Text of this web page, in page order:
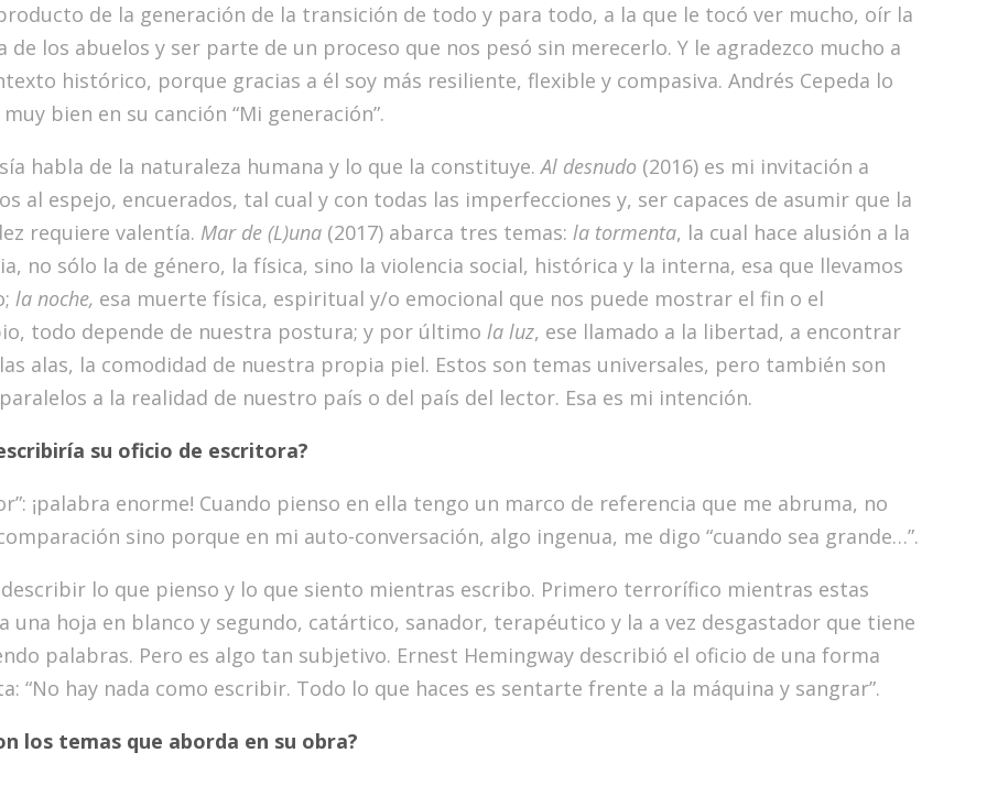
de la generación de la transición de todo y para todo, a la que le tocó ver mucho, oír la
de los abuelos y ser parte de un proceso que nos pesó sin merecerlo. Y le agradezco mucho a
histórico, porque gracias a él soy más resiliente, flexible y compasiva. Andrés Cepeda lo
bien en su canción “Mi generación”.
habla de la naturaleza humana y lo que la constituye.Al desnudo(2016) es mi invitación a
al espejo, encuerados, tal cual y con todas las imperfecciones y, ser capaces de asumir que la
requiere valentía. Mar de (L)una(2017) abarca tres temas: la tormenta, la cual hace alusión a la
no sólo la de género, la física, sino la violencia social, histórica y la interna, esa que llevamos
la noche, esa muerte física, espiritual y/o emocional que nos puede mostrar el fin o el
todo depende de nuestra postura; y por último la luz, ese llamado a la libertad, a encontrar
alas, la comodidad de nuestra propia piel. Estos son temas universales, pero también son
a la realidad de nuestro país o del país del lector. Esa es mi intención.
su oficio de escritora?
¡palabra enorme! Cuando pienso en ella tengo un marco de referencia que me abruma, no
sino porque en mi auto-conversación, algo ingenua, me digo “cuando sea grande…”.
lo que pienso y lo que siento mientras escribo. Primero terrorífico mientras estas
una hoja en blanco y segundo, catártico, sanador, terapéutico y la a vez desgastador que tiene
palabras. Pero es algo tan subjetivo. Ernest Hemingway describió el oficio de una forma
“No hay nada como escribir. Todo lo que haces es sentarte frente a la máquina y sangrar”.
los temas que aborda en su obra?